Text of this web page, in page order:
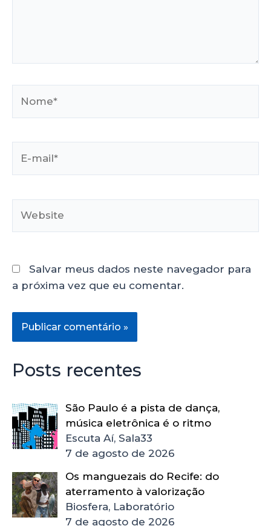
Salvar meus dados neste navegador para
a próxima vez que eu comentar.
Posts recentes
São Paulo é a pista de dança,
música eletrônica é o ritmo
Escuta Aí, Sala33
7 de agosto de 2026
Os manguezais do Recife: do
aterramento à valorização
Biosfera, Laboratório
7 de agosto de 2026